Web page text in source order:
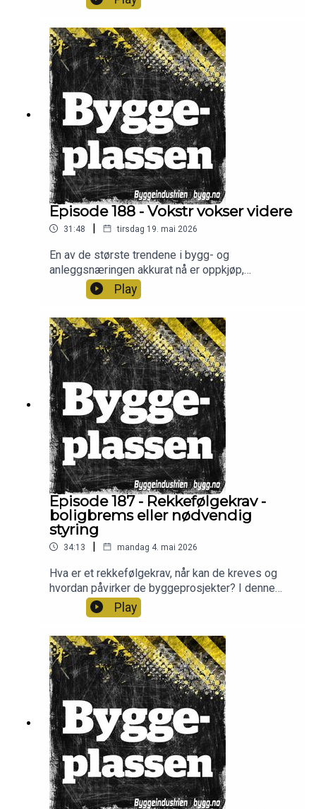
av bygg og anleggsbransjen blir det mest
Arve Brekkhus har noen betraktninger, og
seniorøkonom David Lund fra Prognosesenteret
har med seg ferske prognoser. Programledere er
Frode Aga og Christian Aarhus.
Episode 188 - Vokstr vokser videre
31:48 | tirsdag 19. mai 2026
En av de største trendene i bygg- og
anleggsnæringen akkurat nå er oppkjøp,
konsolidering og nye konsernmodeller. Vokstr har
kjøpt seg store på få år, og i denne episoden
veien hit og veien videre. Programledere er Frode
Aga og Christian Aarhus
Play
Episode 187 - Rekkefølgekrav -
boligbrems eller nødvendig
styring
34:13 | mandag 4. mai 2026
Hva er et rekkefølgekrav, når kan de kreves og
hvordan påvirker de byggeprosjekter? I denne
episoden er advokat Kine Bjørnerud Bergan fra
advokatfirmaet Føyen og administrerende
direktør Sverre Molvik i Selvaag Bolig gjester.
Kommunal- og distriktsminister Bjørnar Skjæran
(Ap) er også med i et telefonintervju.
Programledere er Frode Aga og Christian Aarhus
Play